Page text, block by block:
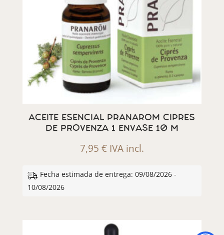
ACEITE ESENCIAL PRANAROM CIPRES
DE PROVENZA 1 ENVASE 10 M
7,95 € IVA incl.
Fecha estimada de entrega: 09/08/2026 -
10/08/2026